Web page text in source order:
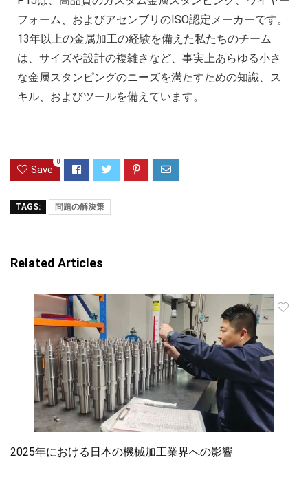
フォーム、およびアセンブリのISO認定メーカーです。
13年以上の金属加工の経験を備えた私たちのチーム
は、サイズや設計の複雑さなど、事実上あらゆる小さ
な金属スタンピングのニーズを満たすための知識、ス
キル、およびツールを備えています。
Save
0
TAGS: 問題の解決策
Related Articles
2025年における日本の機械加工業界への影響